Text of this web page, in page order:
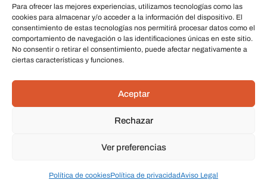
Para ofrecer las mejores experiencias, utilizamos tecnologías como las
cookies para almacenar y/o acceder a la información del dispositivo. El
consentimiento de estas tecnologías nos permitirá procesar datos como el
comportamiento de navegación o las identificaciones únicas en este sitio.
No consentir o retirar el consentimiento, puede afectar negativamente a
ciertas características y funciones.
Aceptar
Rechazar
Ver preferencias
Política de cookiesPolítica de privacidadAviso Legal
Categorías
Velas
Inciensos
Aceites esenciales
Datos De Contacto
C/ Stella Maris, 20 50015 Zaragoza